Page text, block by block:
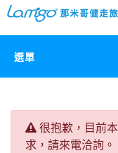
選單
中國很抱歉，目前
求，請來電洽詢。